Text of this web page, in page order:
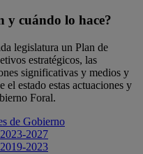
y cuándo lo hace?
legislatura un Plan de
estratégicos, las
significativas y medios y
el estado estas actuaciones y
Foral.
de Gobierno
2027
2023